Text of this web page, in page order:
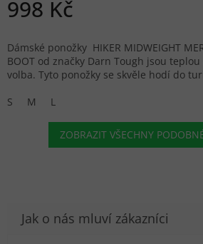
998 Kč
Dámské ponožky HIKER MIDWEIGHT
BOOT od značky Darn Tough jsou
volba. Tyto ponožky se skvěle hodí do
S
M L
ZOBRAZIT VŠECHNY